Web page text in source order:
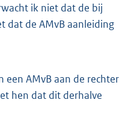
ik niet dat de bij
dat de AMvB aanleiding
AMvB aan de rechter
hen dat dit derhalve